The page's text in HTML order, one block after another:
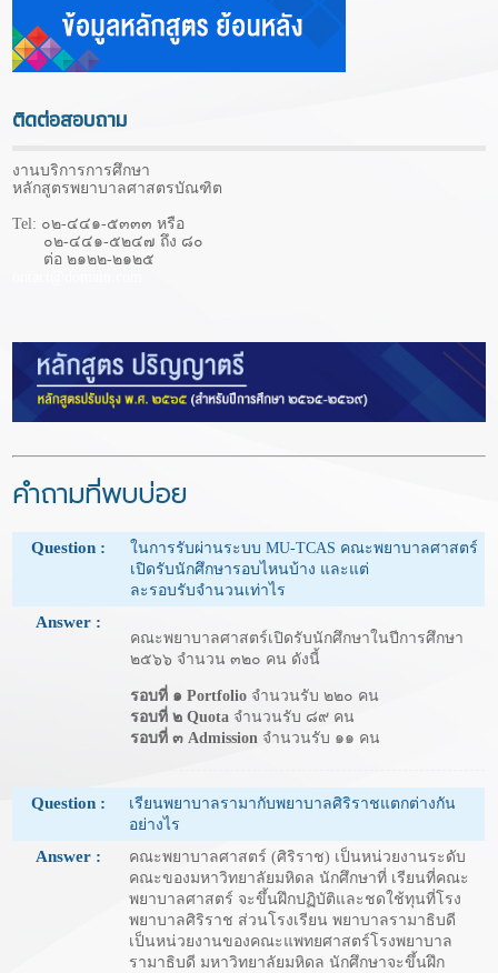
ติดต่อสอบถาม
งานบริการการศึกษา
หลักสูตรพยาบาลศาสตรบัณฑิต
Tel: ๐๒-๔๔๑-๕๓๓๓ หรือ
๐๒-๔๔๑-๕๒๔๗ ถึง ๘๐
ต่อ ๒๑๒๒-๒๑๒๕
คำถามที่พบบ่อย
Question :
ในการรับผ่านระบบ MU-TCAS คณะพยาบาลศาสตร์
เปิดรับนักศึกษารอบไหนบ้าง และแต่
ละรอบรับจำนวนเท่าไร
Answer :
คณะพยาบาลศาสตร์เปิดรับนักศึกษาในปีการศึกษา
๒๕๖๖ จำนวน ๓๒๐ คน ดังนี้
รอบที่ ๑ Portfolio จำนวนรับ ๒๒๐ คน
รอบที่ ๒ Quota จำนวนรับ ๘๙ คน
รอบที่ ๓ Admission จำนวนรับ ๑๑ คน
Question :
เรียนพยาบาลรามากับพยาบาลศิริราชแตกต่างกัน
อย่างไร
Answer :
คณะพยาบาลศาสตร์ (ศิริราช) เป็นหน่วยงานระดับ
คณะของมหาวิทยาลัยมหิดล นักศึกษาที่ เรียนที่คณะ
พยาบาลศาสตร์ จะขึ้นฝึกปฏิบัติและชดใช้ทุนที่โรง
พยาบาลศิริราช ส่วนโรงเรียน พยาบาลรามาธิบดี
เป็นหน่วยงานของคณะแพทยศาสตร์โรงพยาบาล
รามาธิบดี มหาวิทยาลัยมหิดล นักศึกษาจะขึ้นฝึก